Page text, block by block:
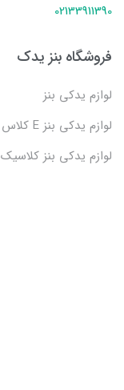
02133911390
فروشگاه بنز یدک
لوازم یدکی بنز
لوازم یدکی بنز E کلاس
لوازم یدکی بنز کلاسیک